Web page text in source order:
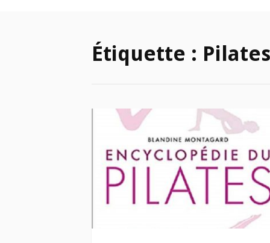
Étiquette : Pilates